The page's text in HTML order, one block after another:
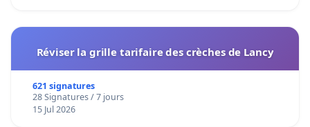
Réviser la grille tarifaire des crèches de Lancy
621 signatures
28 Signatures / 7 jours
15 Jul 2026